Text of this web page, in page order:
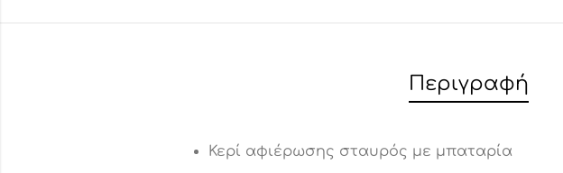
Περιγραφή
Κερί αφιέρωσης σταυρός με μπαταρία